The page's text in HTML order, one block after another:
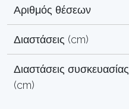
Αριθμός θέσεων
Διαστάσεις (cm)
Διαστάσεις συσκευασίας
(cm)